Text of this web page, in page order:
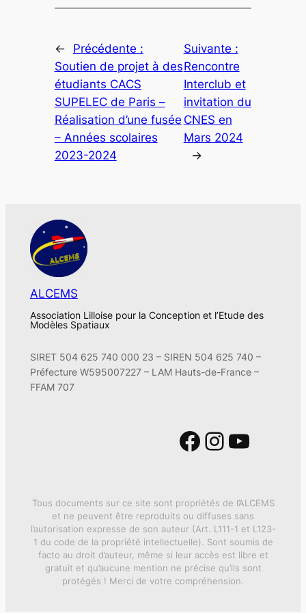
←
Précédente :
Soutien de projet à des
étudiants CACS
SUPELEC de Paris –
Réalisation d’une fusée
– Années scolaires
2023-2024
Suivante :
Rencontre
Interclub et
invitation du
CNES en
Mars 2024
→
ALCEMS
Association Lilloise pour la Conception et l’Etude des
Modèles Spatiaux
SIRET 504 625 740 000 23 – SIREN 504 625 740 –
Préfecture W595007227 – LAM Hauts-de-France –
FFAM 707
Facebook InstagramYouTube
Tous documents sur ce site sont propriétés de l’ALCEMS
et ne peuvent être reproduits ou diffuses sans
l’autorisation expresse de son auteur (Art. L111-1 et L123-
1 du code de la propriété intellectuelle). Sont soumis de
facto au droit d’auteur, même si leur accès est libre et
gratuit et qu’aucune mention ne précise qu’ils sont
protégés ! Merci de votre compréhension.